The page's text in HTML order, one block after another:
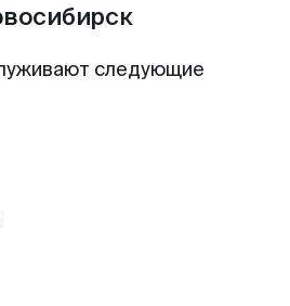
следующие